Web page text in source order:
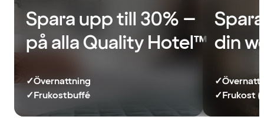
Spara upp till 30% –
på alla Quality Hotel™
✓Övernattning
✓Frukostbuffé
din
✓
✓Frukost